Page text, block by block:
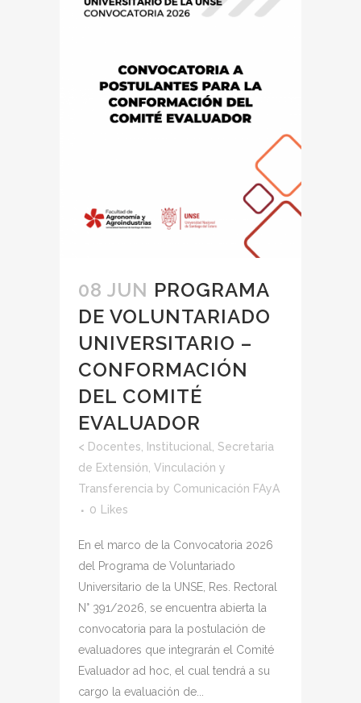
08 JUN PROGRAMA
DE VOLUNTARIADO
UNIVERSITARIO –
CONFORMACIÓN
DEL COMITÉ
EVALUADOR
< Docentes Institucional
Secretaria
de Extensión, Vinculación y
Transferencia by Comunicación FAyA
0
Likes
En el marco de la Convocatoria 2026
del Programa de Voluntariado
Universitario de la UNSE, Res. Rectoral
N° 391/2026, se encuentra abierta la
convocatoria para la postulación de
evaluadores que integrarán el Comité
Evaluador ad hoc, el cual tendrá a su
cargo la evaluación de...